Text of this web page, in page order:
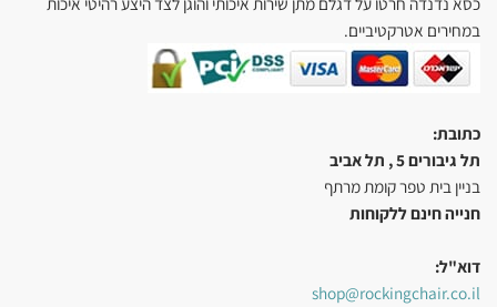
במחירים אטרקטיביים.
כתובת:
תל גיבורים 5 , תל אביב
בניין בית טפר קומת מרתף
חנייה חינם ללקוחות
דוא"ל:
shop@rockingchair.co.il